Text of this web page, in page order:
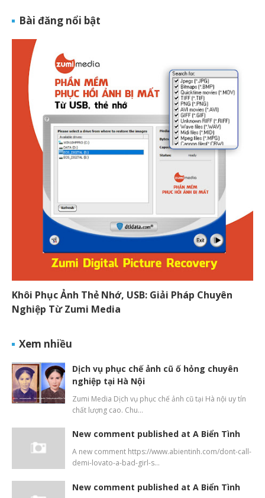
Bài đăng nổi bật
Khôi Phục Ảnh Thẻ Nhớ, USB: Giải Pháp Chuyên
Nghiệp Từ Zumi Media
Xem nhiều
Dịch vụ phục chế ảnh cũ ố hỏng chuyên
nghiệp tại Hà Nội
Zumi Media Dịch vụ phục chế ảnh cũ tại Hà nội uy tín
chất lượng cao. Chu…
New comment published at A Biển Tình
A new comment https://www.abientinh.com/dont-call-
demi-lovato-a-bad-girl-s…
New comment published at A Biển Tình